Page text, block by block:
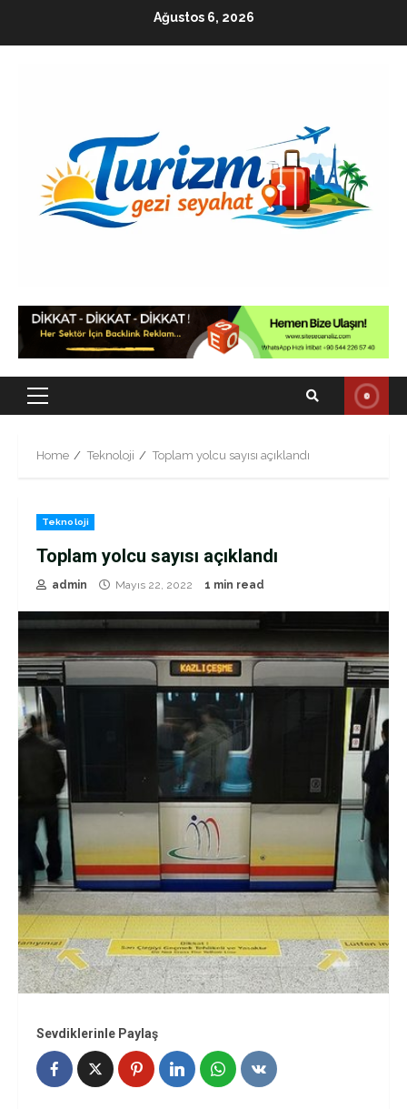
Ağustos 6, 2026
Primary
Home Teknoloji Toplam yolcu sayısı açıklandı
Teknoloji
Toplam yolcu sayısı açıklandı
admin Mayıs 22, 2022 1 min read
Sevdiklerinle Paylaş